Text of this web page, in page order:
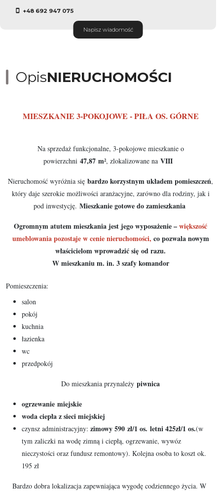
+48 692 947 075
Napisz wiadomość
OpisNIERUCHOMOŚCI
MIESZKANIE 3-POKOJOWE - PIŁA OS. GÓRNE
Na sprzedaż funkcjonalne, 3-pokojowe mieszkanie o
powierzchni 47,87 m², zlokalizowane na VIII
Nieruchomość wyróżnia się bardzo korzystnym układem pomieszczeń,
który daje szerokie możliwości aranżacyjne, zarówno dla rodziny, jak i
pod inwestycję. Mieszkanie gotowe do zamieszkania
Ogromnym atutem mieszkania jest jego wyposażenie –większość
umeblowania pozostaje w cenie nieruchomości, co pozwala nowym
właścicielom wprowadzić się od razu.
W mieszkaniu m. in. 3 szafy komandor
Pomieszczenia:
salon
pokój
kuchnia
łazienka
wc
przedpokój
Do mieszkania przynależy piwnica
ogrzewanie miejskie
woda ciepła z sieci miejskiej
czynsz administracyjny: zimowy 590 zł/1 os. letni 425zł/1 os.(w
tym zaliczki na wodę zimną i ciepłą, ogrzewanie, wywóz
nieczystości oraz fundusz remontowy). Kolejna osoba to koszt ok.
195 zł
Bardzo dobra lokalizacja zapewniająca wygodę codziennego życia. W